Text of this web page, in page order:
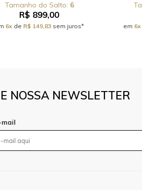
6
R$ 899,00
6x de R$ 149,83 sem juros* em 6x
NOSSA NEWSLETTER